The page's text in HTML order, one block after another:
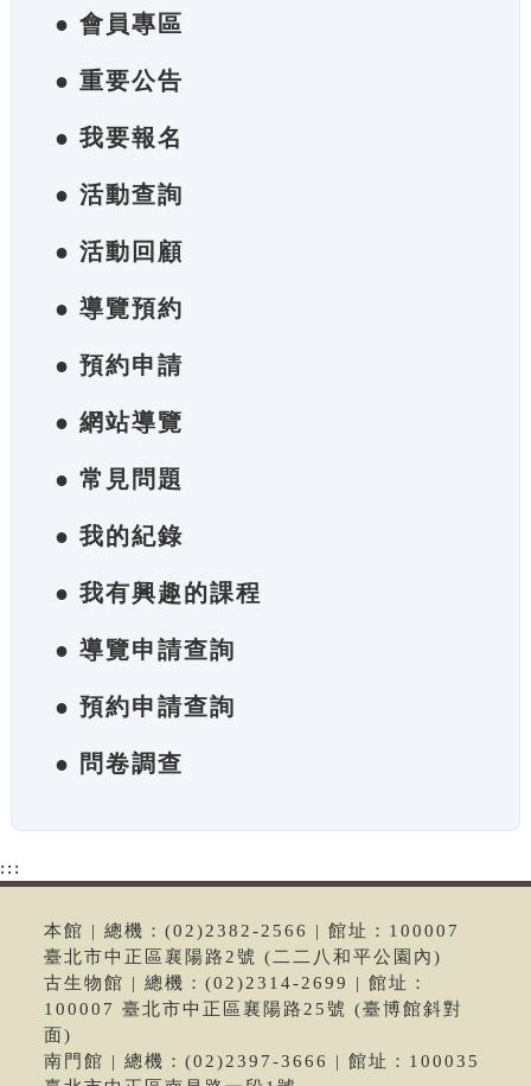
● 會員專區
● 重要公告
● 我要報名
● 活動查詢
● 活動回顧
● 導覽預約
● 預約申請
● 網站導覽
● 常見問題
● 我的紀錄
● 我有興趣的課程
● 導覽申請查詢
● 預約申請查詢
● 問卷調查
:::
本館 | 總機：(02)2382-2566 | 館址：100007
臺北市中正區襄陽路2號 (二二八和平公園內)
古生物館 | 總機：(02)2314-2699 | 館址：
100007 臺北市中正區襄陽路25號 (臺博館斜對
面)
南門館 | 總機：(02)2397-3666 | 館址：100035